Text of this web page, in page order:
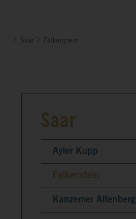
Saar Falkenstein
Saar
Ayler Kupp
Falkenstein
Kanzemer Altenberg